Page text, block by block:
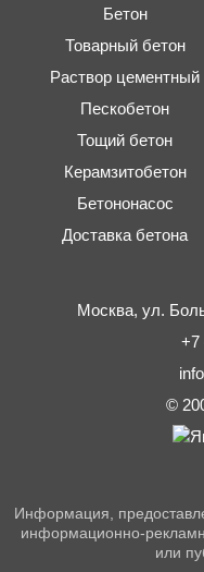
Бетон
Товарный бетон
Раствор цементный
Пескобетон
Тощий бетон
Керамзитобетон
Бетононасос
Доставка бетона
Москва, ул.
+7
©
Информация,
информационно-
или